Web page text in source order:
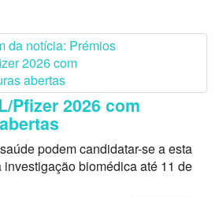
Pfizer 2026 com
podem candidatar-se a esta
biomédica até 11 de